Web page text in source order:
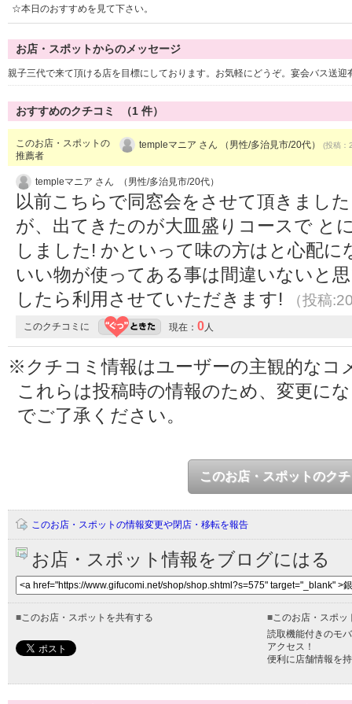
☆本日のおすすめを見て下さい。
お店・スポットからのメッセージ
親子三代で来て頂ける店を目標にしております。お気軽にどうぞ。宴会バス送迎
おすすめのクチコミ （1 件）
このお店・スポットの
推薦者
templeマニア さん （男性/多治見市/20代） (投稿
templeマニア さん （男性/多治見市/20代）
以前こちらで同窓会をさせて頂きまし
が、出てきたのが大皿盛りコースで と
しました! かといって味の方はと心配
いい物が使ってある事は間違いないと
したら利用させていただきます!
（投稿
このクチコミに 現在： 0人
※クチコミ情報はユーザーの主観的なコ
これらは投稿時の情報のため、変更に
でご了承ください。
このお店・スポットのク
このお店・スポットの情報変更や閉店・移転を報告
お店・スポット情報をブログにはる
■このお店・スポットを共有する ■このお店・スポッ
読取機能付きのモ
アクセス！
便利に店舗情報を